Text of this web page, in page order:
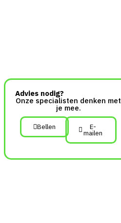
Advies nodig?
Onze specialisten denken met
je mee.
Bellen E-
mailen